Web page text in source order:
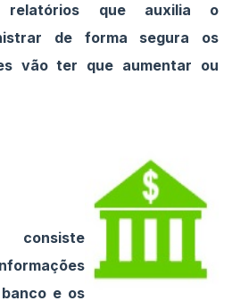
relatórios que auxilia o
de forma segura os
vão ter que aumentar ou
e os